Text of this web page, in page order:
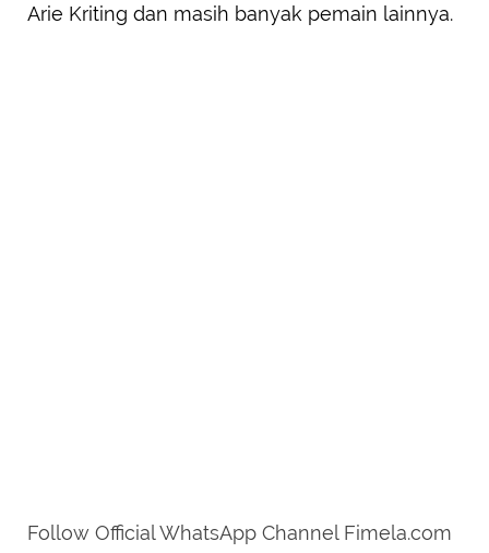
Arie Kriting dan masih banyak pemain lainnya.
Follow Official WhatsApp Channel Fimela.com